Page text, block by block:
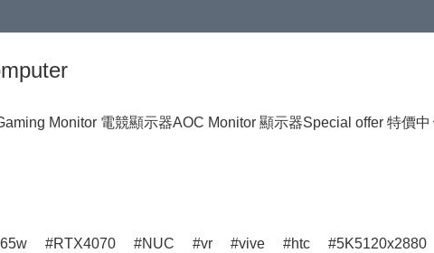
Monitor 電競顯示器AOC Monitor 顯示器Special offer 特價中
RTX4070 NUC vr vive htc 5K5120x2880